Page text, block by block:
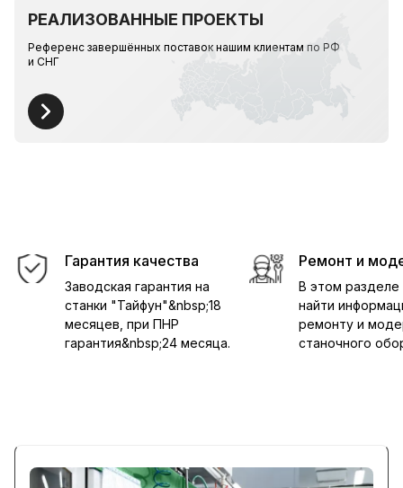
РЕАЛИЗОВАННЫЕ ПРОЕКТЫ
Референс завершённых поставок нашим клиентам по РФ
и СНГ
Гарантия качества
Заводская гарантия на
станки "Тайфун"&nbsp;18
месяцев, при ПНР
гарантия&nbsp;24 месяца.
Ремонт и
В этом
найти
ремонту и
станочного